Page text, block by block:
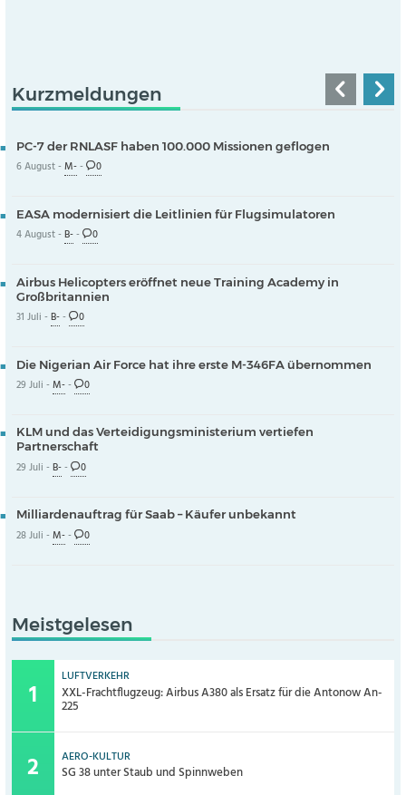
Kurzmeldungen
PC-7 der RNLASF haben 100.000 Missionen geflogen
6 August -M-- 0
EASA modernisiert die Leitlinien für Flugsimulatoren
4 August -B-- 0
Airbus Helicopters eröffnet neue Training Academy in
Großbritannien
31 Juli -B-- 0
Die Nigerian Air Force hat ihre erste M-346FA übernommen
29 Juli -M-- 0
KLM und das Verteidigungsministerium vertiefen
Partnerschaft
29 Juli -B-- 0
Milliardenauftrag für Saab – Käufer unbekannt
28 Juli -M-- 0
Meistgelesen
LUFTVERKEHR
XXL-Frachtflugzeug: Airbus A380 als Ersatz für die Antonow An-
225
AERO-KULTUR
SG 38 unter Staub und Spinnweben